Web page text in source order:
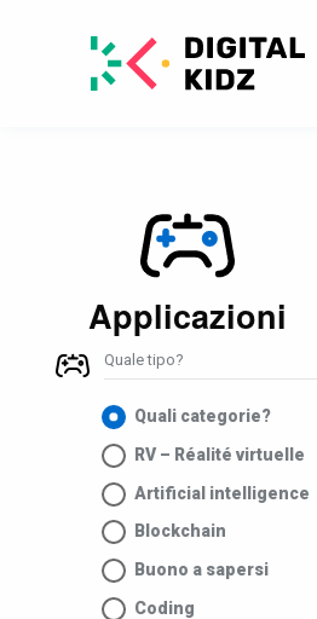
Applicazioni
Quale tipo?
Quali categorie?
RV – Réalité virtuelle
Artificial intelligence
Blockchain
Buono a sapersi
Coding